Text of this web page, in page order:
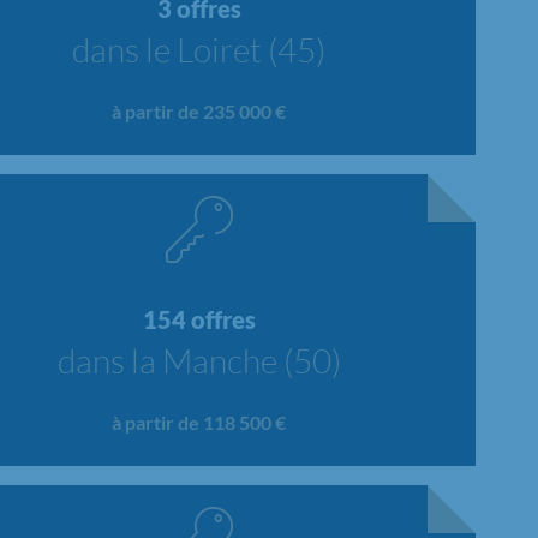
3 offres
dans le Loiret (45)
à partir de 235 000 €
154 offres
dans la Manche (50)
à partir de 118 500 €